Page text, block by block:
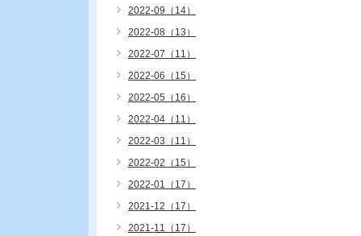
2022-09（14）
2022-08（13）
2022-07（11）
2022-06（15）
2022-05（16）
2022-04（11）
2022-03（11）
2022-02（15）
2022-01（17）
2021-12（17）
2021-11（17）